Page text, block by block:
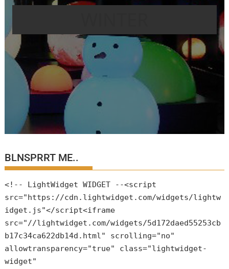
BLNSPRRT ME..
<!-- LightWidget WIDGET --<script
src="https://cdn.lightwidget.com/widgets/lightw
idget.js"</script<iframe
src="//lightwidget.com/widgets/5d172daed55253cb
b17c34ca622db14d.html" scrolling="no"
allowtransparency="true" class="lightwidget-
widget"